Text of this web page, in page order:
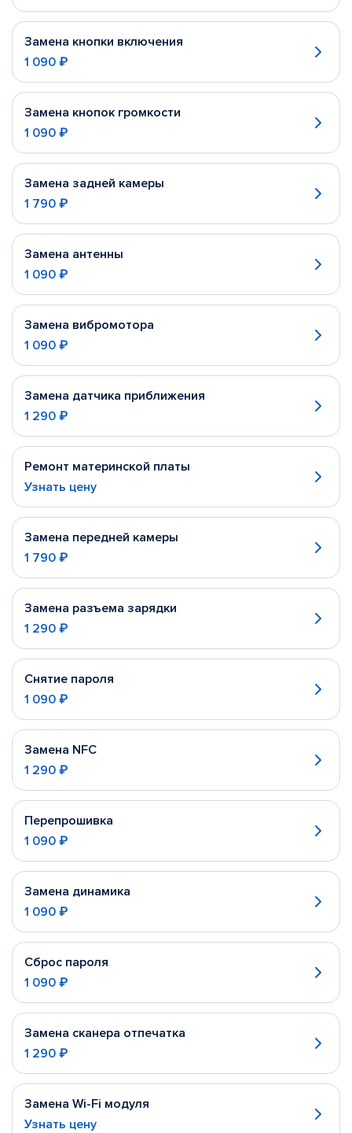
Замена кнопки включения
1 090 ₽
Замена кнопок громкости
1 090 ₽
Замена задней камеры
1 790 ₽
Замена антенны
1 090 ₽
Замена вибромотора
1 090 ₽
Замена датчика приближения
1 290 ₽
Ремонт материнской платы
Узнать цену
Замена передней камеры
1 790 ₽
Замена разъема зарядки
1 290 ₽
Снятие пароля
1 090 ₽
Замена NFC
1 290 ₽
Перепрошивка
1 090 ₽
Замена динамика
1 090 ₽
Сброс пароля
1 090 ₽
Замена сканера отпечатка
1 290 ₽
Замена Wi-Fi модуля
Узнать цену